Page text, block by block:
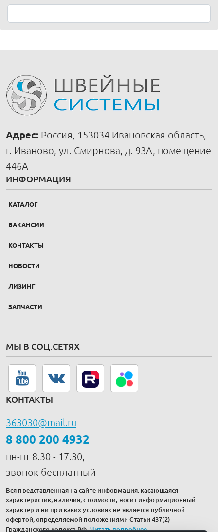
Адрес: Россия, 153034 Ивановская область,
г. Иваново, ул. Смирнова, д. 93А, помещение
446А
ИНФОРМАЦИЯ
КАТАЛОГ
ВАКАНСИИ
КОНТАКТЫ
НОВОСТИ
ЛИЗИНГ
ЗАПЧАСТИ
МЫ В СОЦ.СЕТЯХ
КОНТАКТЫ
363030@mail.ru
8 800 200 4932
пн-пт 8.30 - 17.30,
звонок бесплатный
Вся представленная на сайте информация, касающаяся
характеристик, наличия, стоимости, носит информационный
характер и ни при каких условиях не является публичной
офертой, определяемой положениями Статьи 437(2)
Гражданского кодекса РФ.Читать подробнее.